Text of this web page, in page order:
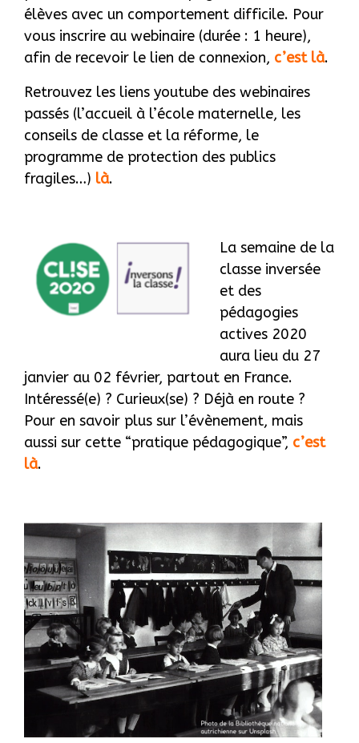
élèves avec un comportement difficile. Pour
vous inscrire au webinaire (durée : 1 heure),
afin de recevoir le lien de connexion, c’est là.
Retrouvez les liens youtube des webinaires
passés (l’accueil à l’école maternelle, les
conseils de classe et la réforme, le
programme de protection des publics
fragiles…) là.
La semaine de la
classe inversée
et des
pédagogies
actives 2020
aura lieu du 27
janvier au 02 février, partout en France.
Intéressé(e) ? Curieux(se) ? Déjà en route ?
Pour en savoir plus sur l’évènement, mais
aussi sur cette “pratique pédagogique”, c’est
là.